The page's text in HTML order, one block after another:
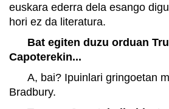
euskara ederra dela esango
hori ez da literatura.
Bat egiten duzu orduan
Capoterekin...
A, bai? Ipuinlari gringoetan
Bradbury.